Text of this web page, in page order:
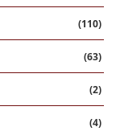
(110)
(63)
(2)
(4)